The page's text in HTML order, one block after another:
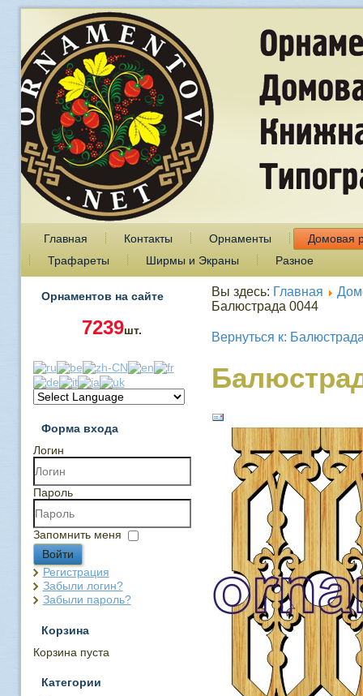
Главная Контакты Орнаменты
Домовая
Трафареты
Ширмы и Экраны Разное
Орнаментов на сайте
7239шт.
Форма входа
Логин
Пароль
Запомнить меня
Войти
Регистрация
Забыли логин?
Забыли пароль?
Корзина
Корзина пуста
Категории
Вы здесь: Главная
Балюстрада 0044
Вернуться к: